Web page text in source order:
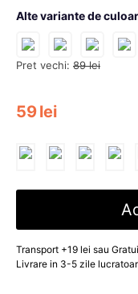
Pret vechi: 89 lei
59lei
Alte variante de
Transport +19 lei sau
Livrare in 3-5 zile